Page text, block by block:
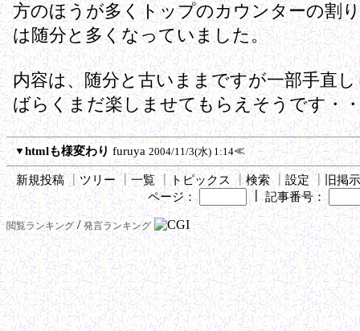
方のほうが多くトップのカウンターの割
は随分と多くなっていました。
内容は、随分と古いままですが一部手直
ばらくまだ楽しませてもらえそうです・
▼htmlも様変わり furuya 2004/11/3(水) 1:14≪
新規投稿┃ツリー┃一覧 ┃ トピックス ┃ 検索 ┃ 設定 ┃ 旧掲
ページ：
┃ 記事番号：
閲覧ランキング/ 発言ランキング